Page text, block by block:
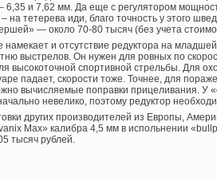
6,35 и 7,62 мм. Да еще с регулятором
на тетерева иди, благо точность у этого
— около 70-80 тысяч (без учета
и отсутствие редуктора на
выстрелов. Он нужен для ровных по
высокоточной спортивной стрельбы. Для
падает, скорости тоже. Точнее, для
вычисляемые поправки прицеливания. У
невелико, поэтому редуктор
других производителей из Европы,
Max» калибра 4,5 мм в испольнении
тысяч рублей.